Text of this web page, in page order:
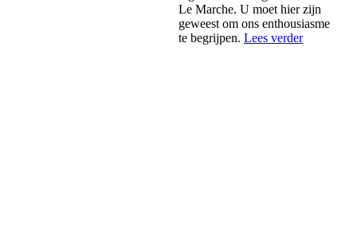
Le Marche. U moet hier zijn
geweest om ons enthousiasme
te begrijpen. Lees verder